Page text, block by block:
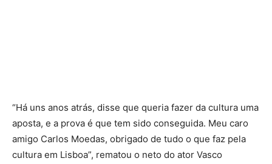
“Há uns anos atrás, disse que queria fazer da cultura uma
aposta, e a prova é que tem sido conseguida. Meu caro
amigo Carlos Moedas, obrigado de tudo o que faz pela
cultura em Lisboa”, rematou o neto do ator Vasco